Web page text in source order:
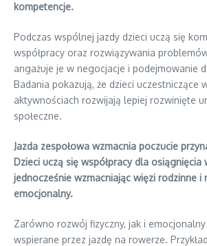
kompetencje.
Podczas wspólnej jazdy dzieci uczą się
współpracy oraz rozwiązywania
angażuje je w negocjacje i podejmowanie
Badania pokazują, że dzieci uczestniczące
aktywnościach rozwijają lepiej rozwinięte
społeczne.
Jazda zespołowa wzmacnia poczucie
Dzieci uczą się współpracy dla osiągnięcia
jednocześnie wzmacniając więzi rodzinne i
emocjonalny.
Zarówno rozwój fizyczny, jak i emocjonalny
wspierane przez jazdę na rowerze.